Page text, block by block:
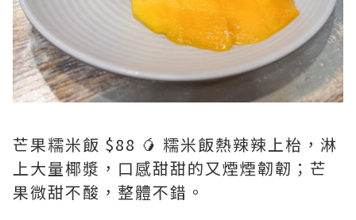
芒果糯米飯 $88 🥭 糯米飯熱辣辣上枱，淋
上大量椰漿，口感甜甜的又煙煙韌韌；芒
果微甜不酸，整體不錯。